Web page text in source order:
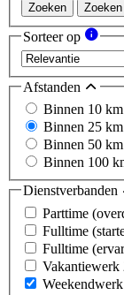
Zoeken Zoeken
Sorteer op
Afstanden
Binnen 10 km
Binnen 25 km
Binnen 50 km
Binnen 100
Dienstverbanden
Parttime
Fulltime
Fulltime
Vakantiewerk
Weekendwerk